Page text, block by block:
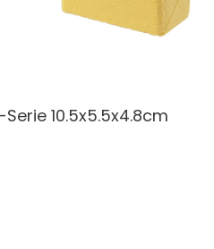
10.5x5.5x4.8cm